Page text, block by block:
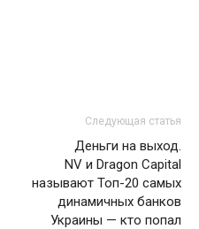
Следующая статья
Деньги на выход.
NV и Dragon Capital
называют Топ-20 самых
динамичных банков
Украины — кто попал